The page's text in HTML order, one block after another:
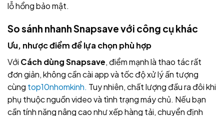
lỗ hổng bảo mật.
So sánh nhanh Snapsave với công cụ khác
Ưu, nhược điểm để lựa chọn phù hợp
Với Cách dùng Snapsave, điểm mạnh là thao tác rất
đơn giản, không cần cài app và tốc độ xử lý ấn tượng
cùng top10nhomkinh. Tuy nhiên, chất lượng đầu ra đôi khi
phụ thuộc nguồn video và tình trạng máy chủ. Nếu bạn
cần tính năng nâng cao như xếp hàng tải, chuyển định